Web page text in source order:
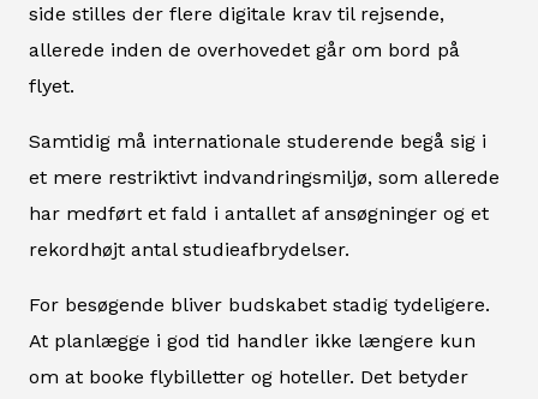
side stilles der flere digitale krav til rejsende,
allerede inden de overhovedet går om bord på
flyet.
Samtidig må internationale studerende begå sig i
et mere restriktivt indvandringsmiljø, som allerede
har medført et fald i antallet af ansøgninger og et
rekordhøjt antal studieafbrydelser.
For besøgende bliver budskabet stadig tydeligere.
At planlægge i god tid handler ikke længere kun
om at booke flybilletter og hoteller. Det betyder